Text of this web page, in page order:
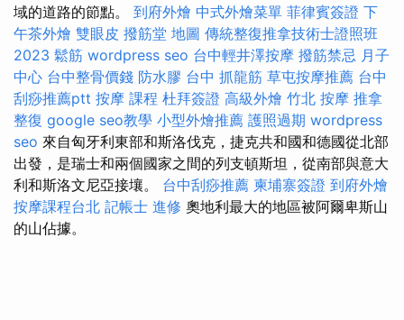
域的道路的節點。 到府外燴 中式外燴菜單 菲律賓簽證 下
午茶外燴 雙眼皮 撥筋堂 地圖 傳統整復推拿技術士證照班
2023 鬆筋 wordpress seo 台中輕井澤按摩 撥筋禁忌 月子
中心 台中整骨價錢 防水膠 台中 抓龍筋 草屯按摩推薦 台中
刮痧推薦ptt 按摩 課程 杜拜簽證 高級外燴 竹北 按摩 推拿
整復 google seo教學 小型外燴推薦 護照過期 wordpress
seo 來自匈牙利東部和斯洛伐克，捷克共和國和德國從北部
出發，是瑞士和兩個國家之間的列支頓斯坦，從南部與意大
利和斯洛文尼亞接壤。 台中刮痧推薦 柬埔寨簽證 到府外燴
按摩課程台北 記帳士 進修 奧地利最大的地區被阿爾卑斯山
的山佔據。